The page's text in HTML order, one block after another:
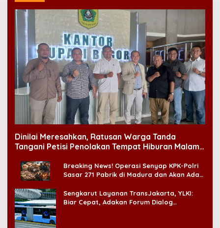
Dinilai Meresahkan, Ratusan Warga Tanda
Tangani Petisi Penolakan Tempat Hiburan Malam
Breaking News! Operasi Senyap KPK-Polri
Sasar 271 Pabrik di Madura dan Akan Ada
Sengkarut Layanan TransJakarta, YLKI:
Biar Cepat, Adakan Forum Dialog